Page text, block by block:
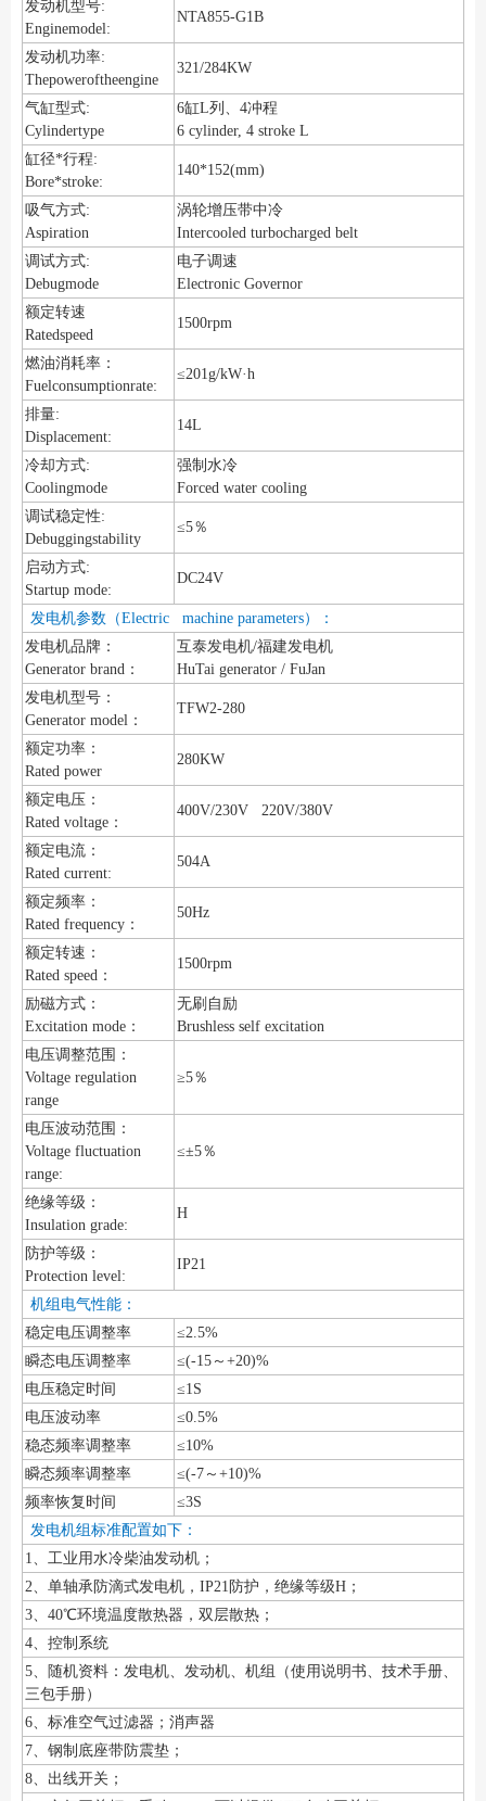
发动机型号:
Enginemodel:
NTA855-G1B
发动机功率:
Thepoweroftheengine
321/284KW
气缸型式:
Cylindertype
6缸L列、4冲程
6 cylinder, 4 stroke L
缸径*行程:
Bore*stroke:
140*152(mm)
吸气方式:
Aspiration
涡轮增压带中冷
Intercooled turbocharged belt
调试方式:
Debugmode
电子调速
Electronic Governor
额定转速
Ratedspeed
1500rpm
燃油消耗率：
Fuelconsumptionrate:
≤201g/kW·h
排量:
Displacement:
14L
冷却方式:
Coolingmode
强制水冷
Forced water cooling
调试稳定性:
Debuggingstability
≤5％
启动方式:
Startup mode:
DC24V
发电机参数（Electric machine parameters）：
发电机品牌：
Generator brand：
互泰发电机/福建发电机
HuTai generator / FuJan
发电机型号：
Generator model：
TFW2-280
额定功率：
Rated power
280KW
额定电压：
Rated voltage：
400V/230V 220V/380V
额定电流：
Rated current:
504A
额定频率：
Rated frequency：
50Hz
额定转速：
Rated speed：
1500rpm
励磁方式：
Excitation mode：
无刷自励
Brushless self excitation
电压调整范围：
Voltage regulation
range
≥5％
电压波动范围：
Voltage fluctuation
range:
≤±5％
绝缘等级：
Insulation grade:
H
防护等级：
Protection level:
IP21
机组电气性能：
稳定电压调整率
≤2.5%
瞬态电压调整率
≤(-15～+20)%
电压稳定时间
≤1S
电压波动率
≤0.5%
稳态频率调整率
≤10%
瞬态频率调整率
≤(-7～+10)%
频率恢复时间
≤3S
发电机组标准配置如下：
1、工业用水冷柴油发动机；
2、单轴承防滴式发电机，IP21防护，绝缘等级H；
3、40℃环境温度散热器，双层散热；
4、控制系统
5、随机资料：发电机、发动机、机组（使用说明书、技术手册、
三包手册）
6、标准空气过滤器；消声器
7、钢制底座带防震垫；
8、出线开关；